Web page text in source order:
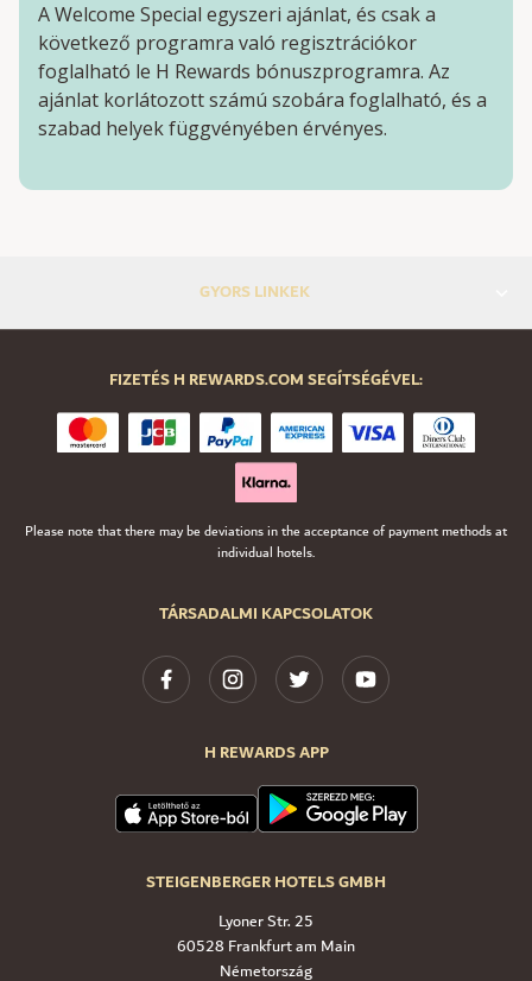
A Welcome Special egyszeri ajánlat, és csak a
következő programra való regisztrációkor
foglalható le H Rewards bónuszprogramra. Az
ajánlat korlátozott számú szobára foglalható, és a
szabad helyek függvényében érvényes.
GYORS LINKEK
TÁRSADALMI KAPCSOLATOK
H REWARDS APP
STEIGENBERGER HOTELS GMBH
Lyoner Str. 25
60528 Frankfurt am Main
Németország
FIZETÉS H REWARDS.COM SEGÍTSÉGÉVEL:
Please note that there may be deviations in the acceptance of payment methods at
individual hotels.